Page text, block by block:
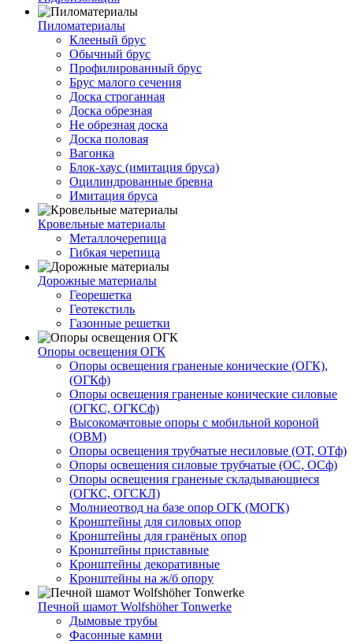
Пиломатериалы
Клееный брус
Обычный брус
Профилированный брус
Брус малого сечения
Доска строганная
Доска обрезная
Не обрезная доска
Доска половая
Вагонка
Блок-хаус (имитация бруса)
Оцилиндрованные бревна
Имитация бруса
Кровельные материалы
Металлочерепица
Гибкая черепица
Дорожные материалы
Георешетка
Геотекстиль
Газонные решетки
Опоры освещения ОГК
Опоры освещения граненые конические (ОГК),
(ОГКф)
Опоры освещения граненые конические силовые
(ОГКС, ОГКСф)
Высокомачтовые опоры с мобильной короной
(ОВМ)
Опоры освещения трубчатые несиловые (ОТ, ОТф)
Опоры освещения силовые трубчатые (ОС, ОСф)
Опоры освещения граненые складывающиеся
(ОГКС, ОГСКЛ)
Молниеотвод на базе опор ОГК (МОГК)
Кронштейны для силовых опор
Кронштейны для гранёных опор
Кронштейны приставные
Кронштейны декоративные
Кронштейны на ж/б опору
Печной шамот Wolfshöher Tonwerke
Дымовые трубы
Фасонные камни